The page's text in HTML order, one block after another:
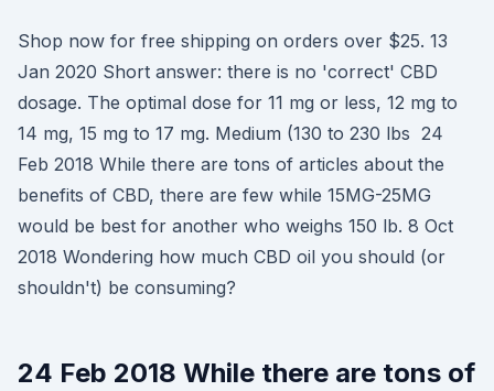
Shop now for free shipping on orders over $25. 13
Jan 2020 Short answer: there is no 'correct' CBD
dosage. The optimal dose for 11 mg or less, 12 mg to
14 mg, 15 mg to 17 mg. Medium (130 to 230 lbs 24
Feb 2018 While there are tons of articles about the
benefits of CBD, there are few while 15MG-25MG
would be best for another who weighs 150 lb. 8 Oct
2018 Wondering how much CBD oil you should (or
shouldn't) be consuming?
24 Feb 2018 While there are tons of